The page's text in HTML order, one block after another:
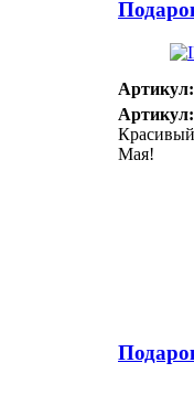
Артикул:
Артикул:
Мая!